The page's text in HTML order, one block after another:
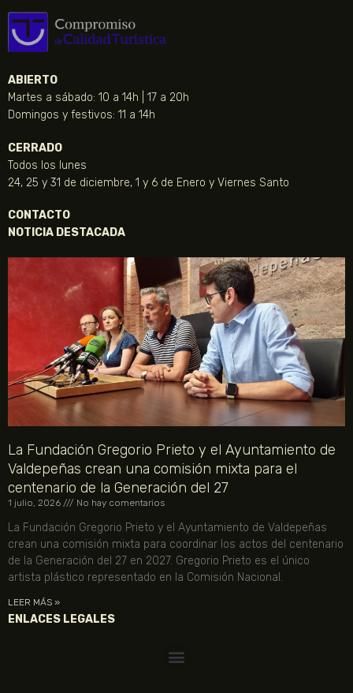
ABIERTO
Martes a sábado: 10 a 14h | 17 a 20h
Domingos y festivos: 11 a 14h
CERRADO
Todos los lunes
24, 25 y 31 de diciembre, 1 y 6 de Enero y Viernes Santo
CONTACTO
NOTICIA DESTACADA
La Fundación Gregorio Prieto y el Ayuntamiento de
Valdepeñas crean una comisión mixta para el
centenario de la Generación del 27
1 julio, 2026 No hay comentarios
La Fundación Gregorio Prieto y el Ayuntamiento de Valdepeñas
crean una comisión mixta para coordinar los actos del centenario
de la Generación del 27 en 2027. Gregorio Prieto es el único
artista plástico representado en la Comisión Nacional.
LEER MÁS »
ENLACES LEGALES